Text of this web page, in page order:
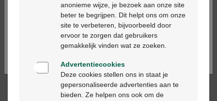
levering in je Multipharma apotheek
levering thuis vanaf €55
Klantendienst
via chat of
Productbeschrijving
Ga verder in het nederlands
Continuez en français
anonieme wijze, je bezoek aan onze site
beter te begrijpen. Dit helpt ons om onze
site te verbeteren, bijvoorbeeld door
ervoor te zorgen dat gebruikers
gemakkelijk vinden wat ze zoeken.
Advertentiecookies
Deze cookies stellen ons in staat je
gepersonaliseerde advertenties aan te
bieden. Ze helpen ons ook om de